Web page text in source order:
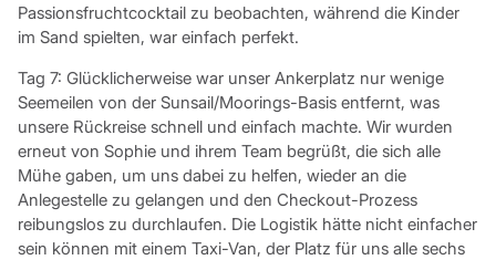
Passionsfruchtcocktail zu beobachten, während die Kinder
im Sand spielten, war einfach perfekt.
Tag 7: Glücklicherweise war unser Ankerplatz nur wenige
Seemeilen von der Sunsail/Moorings-Basis entfernt, was
unsere Rückreise schnell und einfach machte. Wir wurden
erneut von Sophie und ihrem Team begrüßt, die sich alle
Mühe gaben, um uns dabei zu helfen, wieder an die
Anlegestelle zu gelangen und den Checkout-Prozess
reibungslos zu durchlaufen. Die Logistik hätte nicht einfacher
sein können mit einem Taxi-Van, der Platz für uns alle sechs